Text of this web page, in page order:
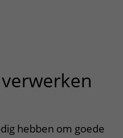
hebben om goede